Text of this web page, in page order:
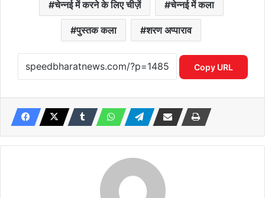
चेन्नई में करने के लिए चीज़ें चेन्नई में कला
पुस्तक कला शरण अप्पाराव
Copy URL